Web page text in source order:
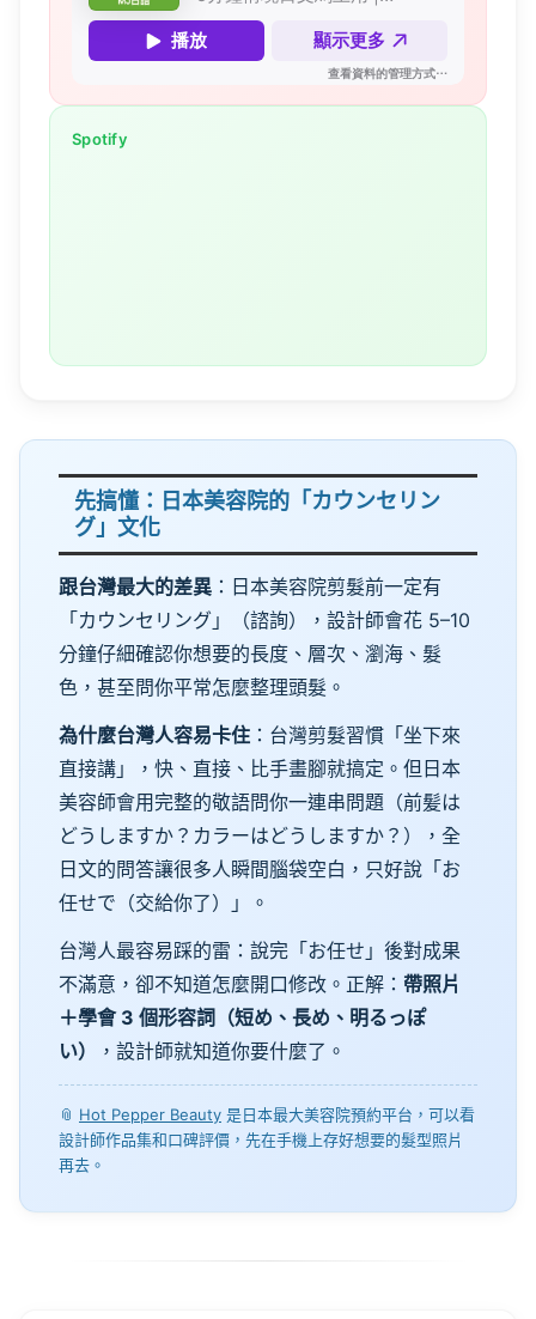
Spotify
先搞懂：日本美容院的「カウンセリン
グ」文化
跟台灣最大的差異 ：日本美容院剪髮前一定有
「カウンセリング」（諮詢），設計師會花 5–10
分鐘仔細確認你想要的長度、層次、瀏海、髮
色，甚至問你平常怎麼整理頭髮。
為什麼台灣人容易卡住 ：台灣剪髮習慣「坐下來
直接講」，快、直接、比手畫腳就搞定。但日本
美容師會用完整的敬語問你一連串問題（前髪は
どうしますか？カラーはどうしますか？），全
日文的問答讓很多人瞬間腦袋空白，只好說「お
任せで（交給你了）」。
台灣人最容易踩的雷：說完「お任せ」後對成果
不滿意，卻不知道怎麼開口修改。正解： 帶照片
＋學會 3 個形容詞（短め、長め、明るっぽ
い）
，設計師就知道你要什麼了。
📎 Hot Pepper Beauty 是日本最大美容院預約平台，可以看
設計師作品集和口碑評價，先在手機上存好想要的髮型照片
再去。